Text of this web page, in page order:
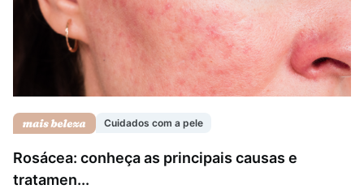
Cuidados com a pele
Rosácea: conheça as principais causas e
tratamen...